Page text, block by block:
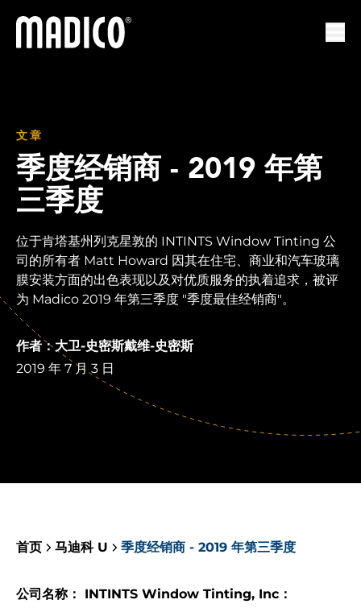
马迪科
文章
季度经销商 - 2019 年第
三季度
位于肯塔基州列克星敦的 INTINTS Window Tinting 公
司的所有者 Matt Howard 因其在住宅、商业和汽车玻璃
膜安装方面的出色表现以及对优质服务的执着追求，被评
为 Madico 2019 年第三季度 "季度最佳经销商"。
作者：大卫-史密斯戴维-史密斯
2019 年 7 月 3 日
首页 马迪科 U 季度经销商 - 2019 年第三季度
公司名称： INTINTS Window Tinting, Inc：